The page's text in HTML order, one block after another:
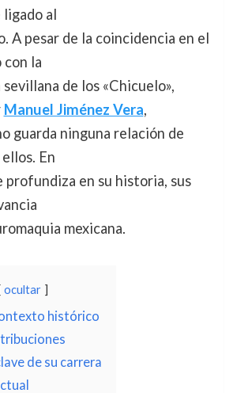
al
A pesar de la coincidencia en el
con la
de los «Chicuelo»,
Manuel Jiménez Vera,
guarda ninguna relación de
En
profundiza en su historia, sus
mexicana.
ocultar
histórico
de su carrera